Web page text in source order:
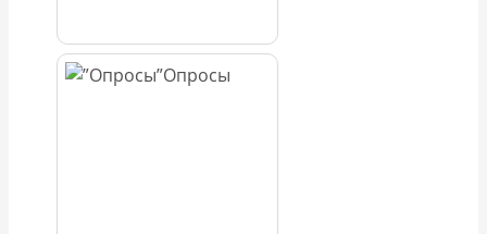
Опросы